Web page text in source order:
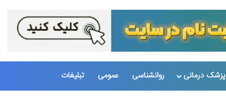
پزشک درمانی روانشناسی عمومی تبلیغات